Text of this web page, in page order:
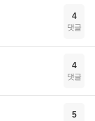
4
댓글
4
댓글
5